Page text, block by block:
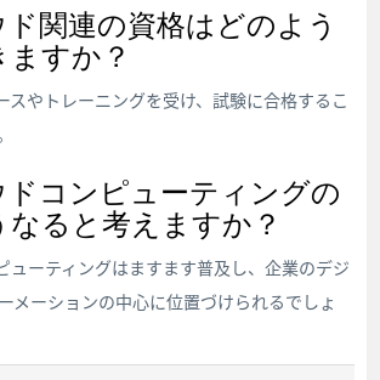
関連の資格はどのよう
ますか？
スやトレーニングを受け、試験に合格するこ
コンピューティングの
ると考えますか？
ューティングはますます普及し、企業のデジ
メーションの中心に位置づけられるでしょ